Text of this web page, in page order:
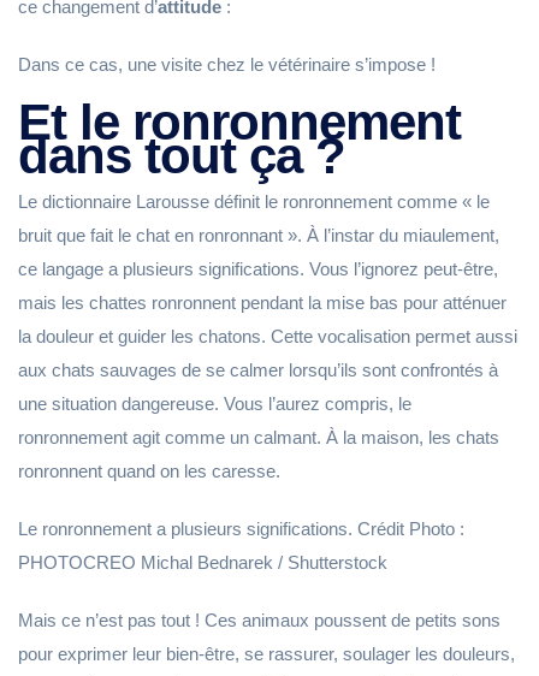
ce changement d’attitude :
Dans ce cas, une visite chez le vétérinaire s’impose !
Et le ronronnement
dans tout ça ?
Le dictionnaire Larousse définit le ronronnement comme « le
bruit que fait le chat en ronronnant ». À l’instar du miaulement,
ce langage a plusieurs significations. Vous l’ignorez peut-être,
mais les chattes ronronnent pendant la mise bas pour atténuer
la douleur et guider les chatons. Cette vocalisation permet aussi
aux chats sauvages de se calmer lorsqu’ils sont confrontés à
une situation dangereuse. Vous l’aurez compris, le
ronronnement agit comme un calmant. À la maison, les chats
ronronnent quand on les caresse.
Le ronronnement a plusieurs significations. Crédit Photo :
PHOTOCREO Michal Bednarek / Shutterstock
Mais ce n’est pas tout ! Ces animaux poussent de petits sons
pour exprimer leur bien-être, se rassurer, soulager les douleurs,